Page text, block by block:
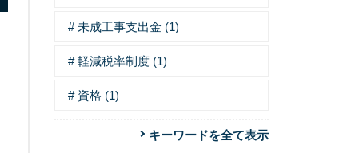
未成工事支出金 (1)
軽減税率制度 (1)
資格 (1)
キーワードを全て表示